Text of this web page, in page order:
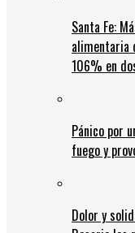
Santa Fe:
alimentaria
106% en
Pánico por
fuego y
Dolor y